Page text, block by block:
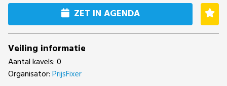
ZET IN AGENDA
Veiling informatie
Aantal kavels: 0
Organisator:PrijsFixer